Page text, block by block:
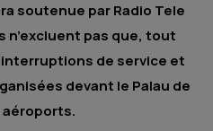
soutenue par Radio Tele
n’excluent pas que, tout
interruptions de service et
devant le Palau de
aéroports.